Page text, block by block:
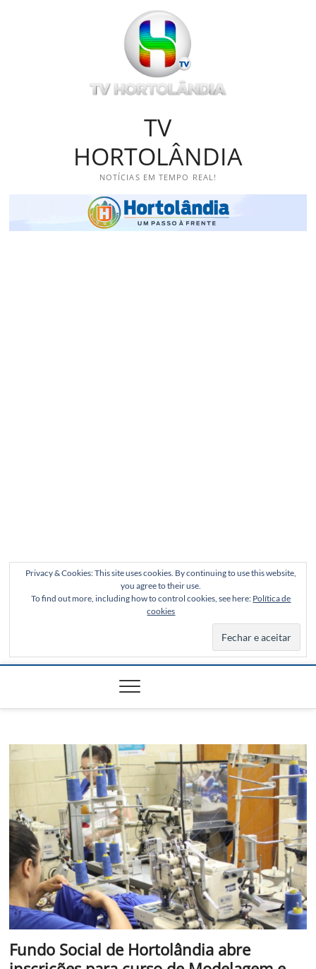
TV
HORTOLÂNDIA
NOTÍCIAS EM TEMPO REAL!
Privacy & Cookies: This site uses cookies. By continuing to use this website,
you agree to their use.
To find out more, including how to control cookies, see here: Política de
cookies
Fundo Social de Hortolândia abre